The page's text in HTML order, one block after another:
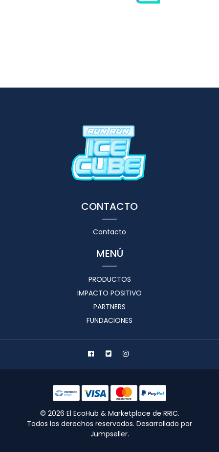
CONTACTO
Contacto
MENÚ
PRODUCTOS
IMPACTO POSITIVO
PARTNERS
FUNDACIONES
© 2026 El EcoHub & Marketplace de RRIC.
Todos los derechos reservados. Desarrollado por
Jumpseller.